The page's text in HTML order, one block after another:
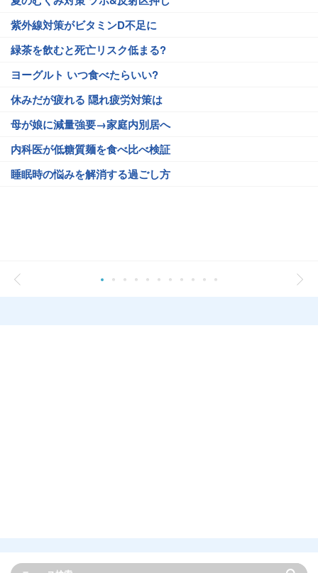
紫外線対策がビタミンD不足に
緑茶を飲むと死亡リスク低まる?
ヨーグルト いつ食べたらいい?
休みだが疲れる 隠れ疲労対策は
母が娘に減量強要→家庭内別居へ
内科医が低糖質麺を食べ比べ検証
睡眠時の悩みを解消する過ごし方